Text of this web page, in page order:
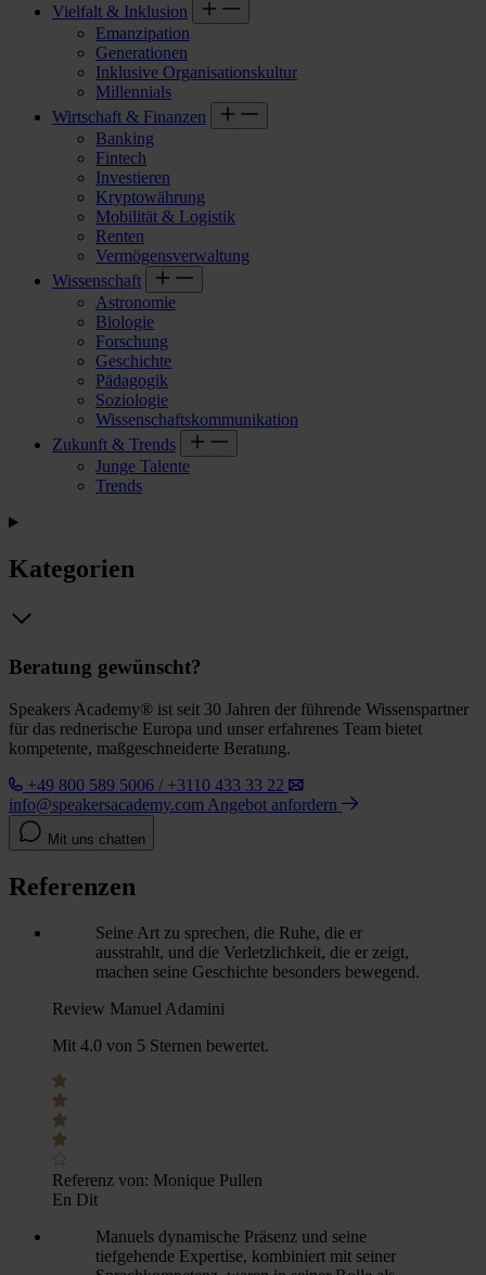
Vielfalt & Inklusion
Emanzipation
Generationen
Inklusive Organisationskultur
Millennials
Wirtschaft & Finanzen
Banking
Fintech
Investieren
Kryptowährung
Mobilität & Logistik
Renten
Vermögensverwaltung
Wissenschaft
Astronomie
Biologie
Forschung
Geschichte
Pädagogik
Soziologie
Wissenschaftskommunikation
Zukunft & Trends
Junge Talente
Trends
Kategorien
Beratung gewünscht?
Speakers Academy® ist seit 30 Jahren der führende Wissenspartner
für das rednerische Europa und unser erfahrenes Team bietet
kompetente, maßgeschneiderte Beratung.
+49 800 589 5006 / +3110 433 33 22
info@speakersacademy.com Angebot anfordern
Mit uns chatten
Referenzen
Seine Art zu sprechen, die Ruhe, die er
ausstrahlt, und die Verletzlichkeit, die er zeigt,
machen seine Geschichte besonders bewegend.
Review Manuel Adamini
Mit 4.0 von 5 Sternen bewertet.
Referenz von: Monique Pullen
En Dit
Manuels dynamische Präsenz und seine
tiefgehende Expertise, kombiniert mit seiner